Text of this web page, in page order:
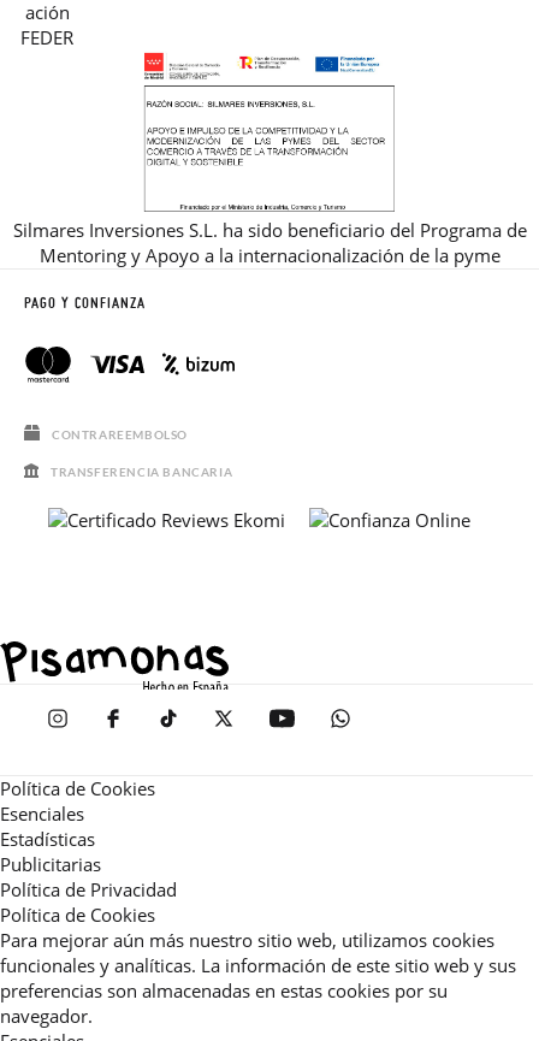
Silmares Inversiones S.L. ha sido beneficiario del Programa de
Mentoring y Apoyo a la internacionalización de la pyme
PAGO Y CONFIANZA
CONTRAREEMBOLSO
TRANSFERENCIA BANCARIA
Política de Cookies
Esenciales
Estadísticas
Publicitarias
Política de Privacidad
Política de Cookies
Para mejorar aún más nuestro sitio web, utilizamos cookies
funcionales y analíticas. La información de este sitio web y sus
preferencias son almacenadas en estas cookies por su
navegador.